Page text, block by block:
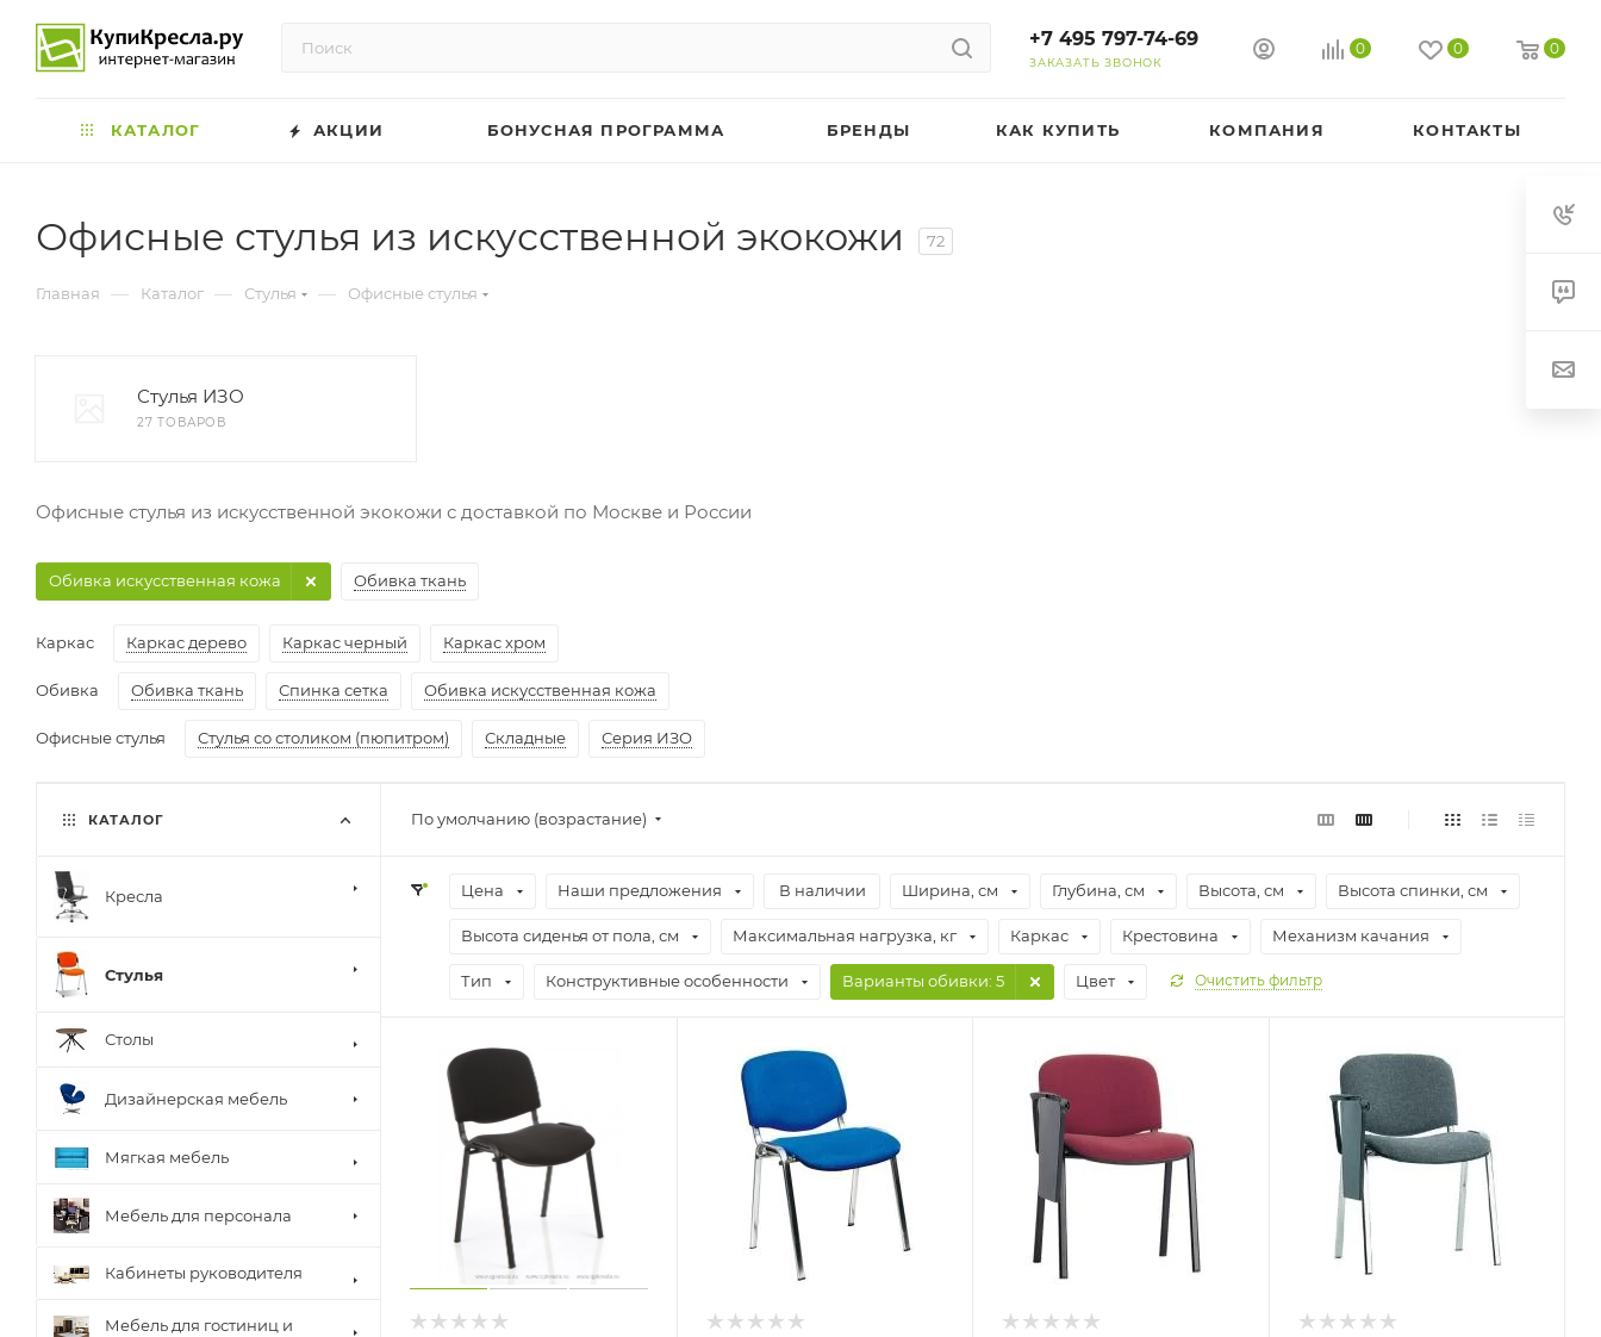
+7 495 797-74-69
ЗАКАЗАТЬ ЗВОНОК
0 0 0
КАТАЛОГ АКЦИИ БОНУСНАЯ ПРОГРАММА БРЕНДЫ КАК КУПИТЬ КОМПАНИЯ КОНТАКТЫ
Офисные стулья из искусственной экокожи 72
Главная — Каталог — Стулья — Офисные стулья
Стулья ИЗО
27 ТОВАРОВ
Офисные стулья из искусственной экокожи с доставкой по Москве и России
Обивка ткань
Обивка искусственная кожа
Каркас Каркас дерево Каркас черный Каркас хром
Обивка Обивка ткань Спинка сетка Обивка искусственная кожа
Офисные стулья Стулья со столиком (пюпитром) Складные Серия ИЗО
По умолчанию (возрастание)
Цена Наши предложения В наличии Ширина, см Глубина, см Высота, см Высота спинки, см
Высота сиденья от пола, см Максимальная нагрузка, кг Каркас Крестовина Механизм качания
Тип Конструктивные особенности Варианты обивки: 5 Цвет Очистить фильтр
КАТАЛОГ
Кресла
Стулья
Столы
Дизайнерская мебель
Мягкая мебель
Мебель для персонала
Кабинеты руководителя
Мебель для гостиниц и